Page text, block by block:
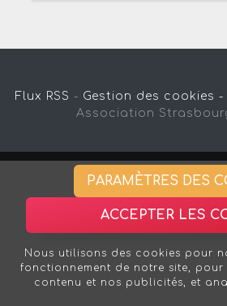
Flux RSS - Gestion des cookies -
Association
PARAMÈTRES DES
ACCEPTER LES
Nous utilisons des cookies pour
fonctionnement de notre site,
contenu et nos publicités, et